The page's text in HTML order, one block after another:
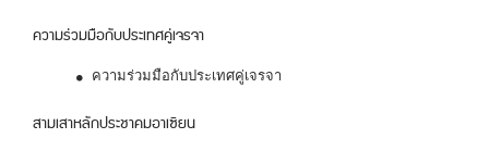
ความร่วมมือกับประเทศคู่เจรจา
ความร่วมมือกับประเทศคู่เจรจา
สามเสาหลักประชาคมอาเซียน